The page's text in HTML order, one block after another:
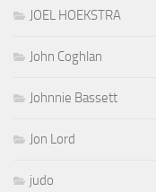
JOEL HOEKSTRA
John Coghlan
Johnnie Bassett
Jon Lord
judo